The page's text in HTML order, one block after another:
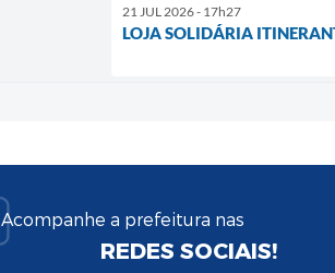
21 JUL 2026 - 17h27
LOJA SOLIDÁRIA
Acompanhe a prefeitura nas
REDES SOCIAIS!